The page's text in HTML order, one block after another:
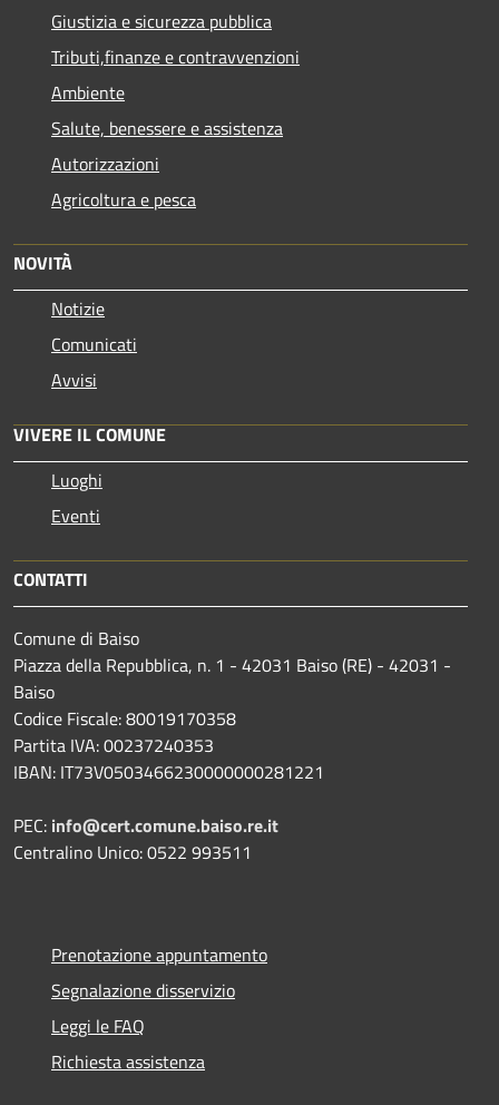
Giustizia e sicurezza pubblica
Tributi,finanze e contravvenzioni
Ambiente
Salute, benessere e assistenza
Autorizzazioni
Agricoltura e pesca
NOVITÀ
Notizie
Comunicati
Avvisi
VIVERE IL COMUNE
Luoghi
Eventi
CONTATTI
Comune di Baiso
Piazza della Repubblica, n. 1 - 42031 Baiso (RE) - 42031 -
Baiso
Codice Fiscale: 80019170358
Partita IVA: 00237240353
IBAN: IT73V0503466230000000281221
PEC: info@cert.comune.baiso.re.it
Centralino Unico: 0522 993511
Prenotazione appuntamento
Segnalazione disservizio
Leggi le FAQ
Richiesta assistenza